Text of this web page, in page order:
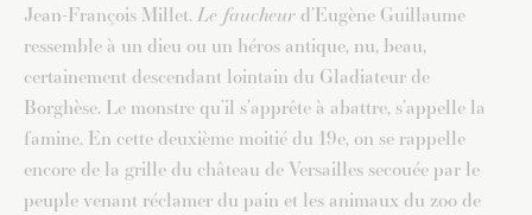
Jean-François Millet. Le faucheur d’Eugène Guillaume
ressemble à un dieu ou un héros antique, nu, beau,
certainement descendant lointain du Gladiateur de
Borghèse. Le monstre qu’il s’apprête à abattre, s’appelle la
famine. En cette deuxième moitié du 19e, on se rappelle
encore de la grille du château de Versailles secouée par le
peuple venant réclamer du pain et les animaux du zoo de